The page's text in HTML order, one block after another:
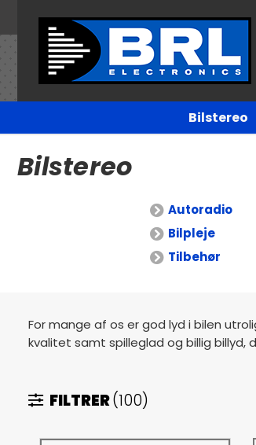
Bilstereo
Bilstereo
Autoradio
Bilpleje
Tilbehør
For mange af os er god lyd i bilen
kvalitet samt spilleglad og billig billyd,
FILTRER(100)